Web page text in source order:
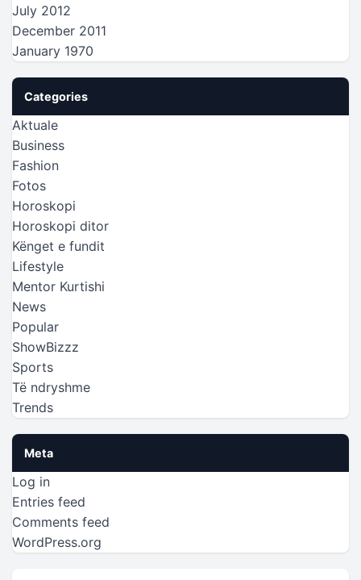
July 2012
December 2011
January 1970
Categories
Aktuale
Business
Fashion
Fotos
Horoskopi
Horoskopi ditor
Kënget e fundit
Lifestyle
Mentor Kurtishi
News
Popular
ShowBizzz
Sports
Të ndryshme
Trends
Meta
Log in
Entries feed
Comments feed
WordPress.org